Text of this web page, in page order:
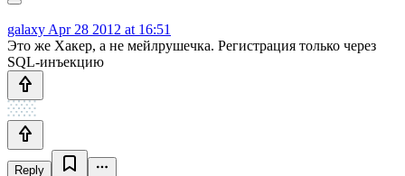
galaxy Apr 28 2012 at 16:51
Это же Хакер, а не мейлрушечка. Регистрация только через
SQL-инъекцию
Reply